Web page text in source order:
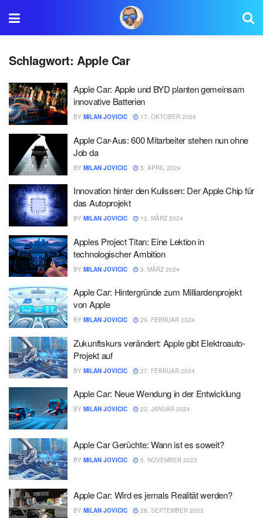
Schlagwort:Apple Car
Apple Car: Apple und BYD planten gemeinsam
innovative Batterien
BY MILAN JOVICIC 17. OKTOBER 2024
Apple Car-Aus: 600 Mitarbeiter stehen nun ohne
Job da
BY MILAN JOVICIC 5. APRIL 2024
Innovation hinter den Kulissen: Der Apple Chip für
das Autoprojekt
BY MILAN JOVICIC 12. MÄRZ 2024
Apples Project Titan: Eine Lektion in
technologischer Ambition
BY MILAN JOVICIC 3. MÄRZ 2024
Apple Car: Hintergründe zum Milliardenprojekt
von Apple
BY MILAN JOVICIC 29. FEBRUAR 2024
Zukunftskurs verändert: Apple gibt Elektroauto-
Projekt auf
BY MILAN JOVICIC 27. FEBRUAR 2024
Apple Car: Neue Wendung in der Entwicklung
BY MILAN JOVICIC 23. JANUAR 2024
Apple Car Gerüchte: Wann ist es soweit?
BY MILAN JOVICIC 5. NOVEMBER 2023
Apple Car: Wird es jemals Realität werden?
BY MILAN JOVICIC 28. SEPTEMBER 2023